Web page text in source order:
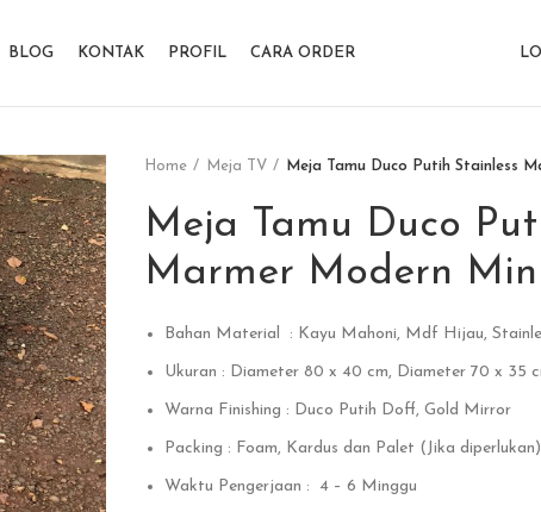
BLOG KONTAK PROFIL CARA ORDER
Home Meja TV Meja Tamu Duco Putih Stainless
Meja Tamu Duco
Marmer Modern
Bahan Material : Kayu Mahoni, Mdf Hijau,
Ukuran : Diameter 80 x 40 cm, Diameter 70 x 35
Warna Finishing : Duco Putih Doff, Gold Mirror
Packing : Foam, Kardus dan Palet (Jika diperlukan)
Waktu Pengerjaan : 4 – 6 Minggu